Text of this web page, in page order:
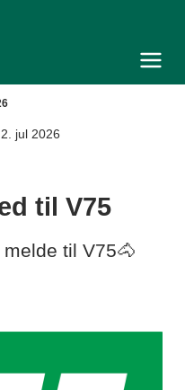
jul 2026
til V75
til V75🐴